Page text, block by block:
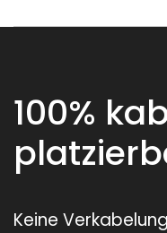
100%
Keine